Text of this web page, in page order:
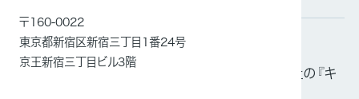
メディア一覧
〒160-0022
東京都新宿区新宿三丁目1番24号
京王新宿三丁目ビル3階
2026.06.15 掲載情報
「日経電子版」および「日本経済新聞」にてにて当社の『キ